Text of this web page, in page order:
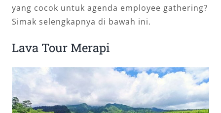
yang cocok untuk agenda employee gathering?
Simak selengkapnya di bawah ini.
Lava Tour Merapi